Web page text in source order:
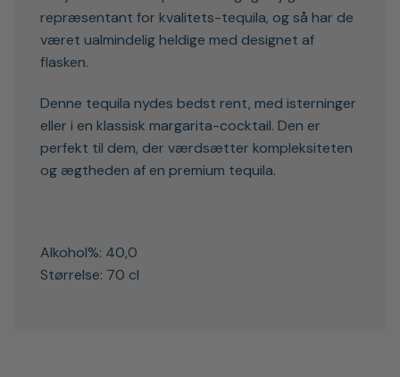
repræsentant for kvalitets-tequila, og så har de
været ualmindelig heldige med designet af
flasken.
Denne tequila nydes bedst rent, med isterninger
eller i en klassisk margarita-cocktail. Den er
perfekt til dem, der værdsætter kompleksiteten
og ægtheden af en premium tequila.
Alkohol%: 40,0
Størrelse: 70 cl